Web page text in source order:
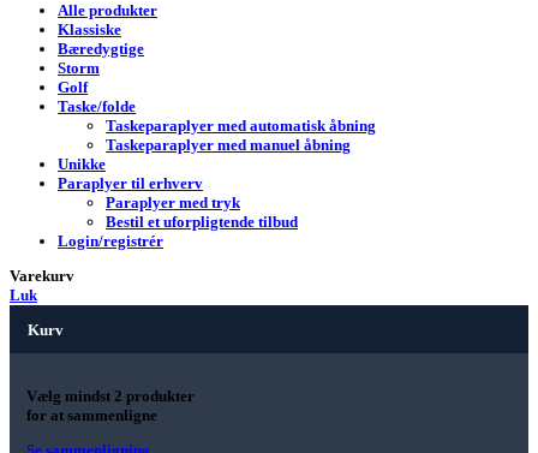
Alle produkter
Klassiske
Bæredygtige
Storm
Golf
Taske/folde
Taskeparaplyer med automatisk åbning
Taskeparaplyer med manuel åbning
Unikke
Paraplyer til erhverv
Paraplyer med tryk
Bestil et uforpligtende tilbud
Login/registrér
Varekurv
Luk
Kurv
Vælg mindst 2 produkter
for at sammenligne